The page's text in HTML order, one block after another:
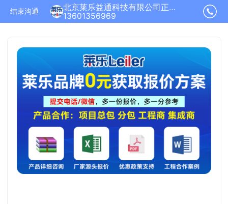
结束沟通
北京莱乐益通科技有限公司正在为您服务
13601356969